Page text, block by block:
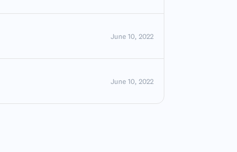
June 10, 2022
June 10, 2022